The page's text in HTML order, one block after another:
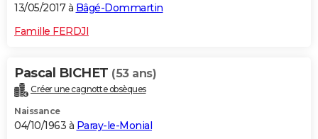
13/05/2017 à Bâgé-Dommartin
Famille FERDJI
Pascal BICHET (53 ans)
Créer une cagnotte obsèques
Naissance
04/10/1963 à Paray-le-Monial